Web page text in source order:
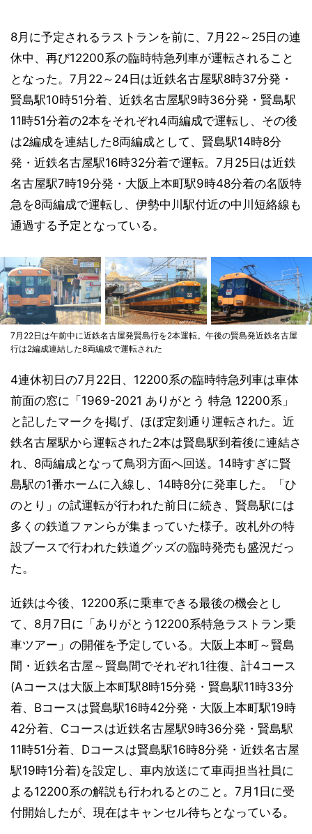
8月に予定されるラストランを前に、7月22～25日の連
休中、再び12200系の臨時特急列車が運転されること
となった。7月22～24日は近鉄名古屋駅8時37分発・
賢島駅10時51分着、近鉄名古屋駅9時36分発・賢島駅
11時51分着の2本をそれぞれ4両編成で運転し、その後
は2編成を連結した8両編成として、賢島駅14時8分
発・近鉄名古屋駅16時32分着で運転。7月25日は近鉄
名古屋駅7時19分発・大阪上本町駅9時48分着の名阪特
急を8両編成で運転し、伊勢中川駅付近の中川短絡線も
通過する予定となっている。
7月22日は午前中に近鉄名古屋発賢島行を2本運転。午後の賢島発近鉄名古屋
行は2編成連結した8両編成で運転された
4連休初日の7月22日、12200系の臨時特急列車は車体
前面の窓に「1969-2021 ありがとう 特急 12200系」
と記したマークを掲げ、ほぼ定刻通り運転された。近
鉄名古屋駅から運転された2本は賢島駅到着後に連結さ
れ、8両編成となって鳥羽方面へ回送。14時すぎに賢
島駅の1番ホームに入線し、14時8分に発車した。「ひ
のとり」の試運転が行われた前日に続き、賢島駅には
多くの鉄道ファンらが集まっていた様子。改札外の特
設ブースで行われた鉄道グッズの臨時発売も盛況だっ
た。
近鉄は今後、12200系に乗車できる最後の機会とし
て、8月7日に「ありがとう12200系特急ラストラン乗
車ツアー」の開催を予定している。大阪上本町～賢島
間・近鉄名古屋～賢島間でそれぞれ1往復、計4コース
(Aコースは大阪上本町駅8時15分発・賢島駅11時33分
着、Bコースは賢島駅16時42分発・大阪上本町駅19時
42分着、Cコースは近鉄名古屋駅9時36分発・賢島駅
11時51分着、Dコースは賢島駅16時8分発・近鉄名古屋
駅19時1分着)を設定し、車内放送にて車両担当社員に
よる12200系の解説も行われるとのこと。7月1日に受
付開始したが、現在はキャンセル待ちとなっている。